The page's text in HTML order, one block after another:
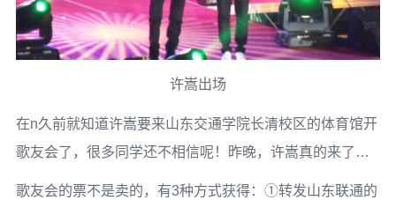
许嵩出场
在n久前就知道许嵩要来山东交通学院长清校区的体育馆开
歌友会了，很多同学还不相信呢！昨晚，许嵩真的来了…
歌友会的票不是卖的，有3种方式获得：①转发山东联通的